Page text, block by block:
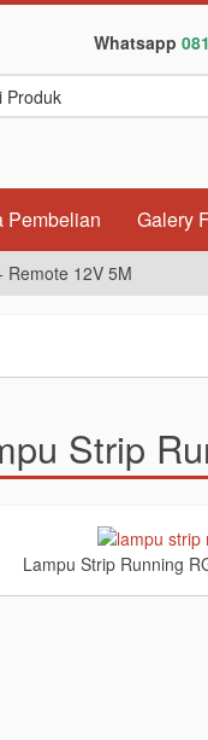
Whatsapp
Pembelian Galery
Remote 12V 5M
Strip
Lampu Strip Running